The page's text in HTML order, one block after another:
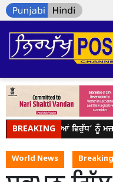
BREAKING
ਯੁੱਧ ਨਸ਼ਿਆਂ ਵਿਰੁੱਧ’ ਨੂੰ
World News